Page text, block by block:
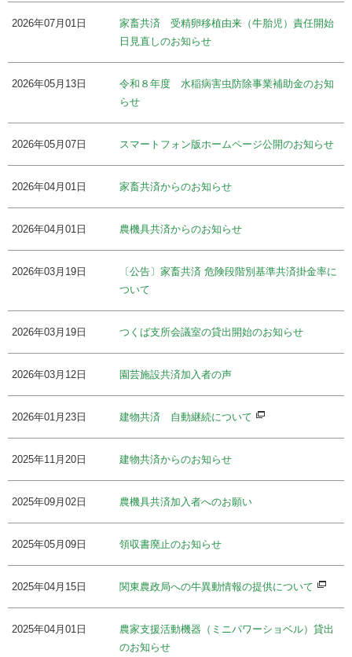
2026年07月01日
家畜共済 受精卵移植由来（牛胎児）責任開始
日見直しのお知らせ
2026年05月13日
令和８年度 水稲病害虫防除事業補助金のお知
らせ
2026年05月07日 スマートフォン版ホームページ公開のお知らせ
2026年04月01日 家畜共済からのお知らせ
2026年04月01日 農機具共済からのお知らせ
2026年03月19日
〔公告〕家畜共済 危険段階別基準共済掛金率に
ついて
2026年03月19日 つくば支所会議室の貸出開始のお知らせ
2026年03月12日 園芸施設共済加入者の声
2026年01月23日 建物共済 自動継続について
2025年11月20日 建物共済からのお知らせ
2025年09月02日 農機具共済加入者へのお願い
2025年05月09日 領収書廃止のお知らせ
2025年04月15日 関東農政局への牛異動情報の提供について
2025年04月01日
農家支援活動機器（ミニパワーショベル）貸出
のお知らせ